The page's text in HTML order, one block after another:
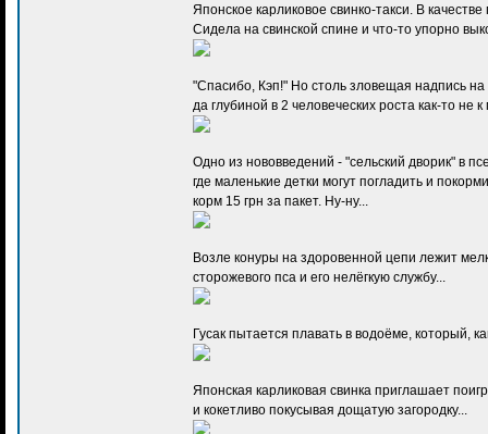
Японское карликовое свинко-такси. В
Сидела на свинской спине и что-то упорно
"Спасибо, Кэп!" Но столь зловещая надпись
да глубиной в 2 человеческих роста как-то не к
Одно из нововведений - "сельский дворик" в
где маленькие детки могут погладить и
корм 15 грн за пакет. Ну-ну...
Возле конуры на здоровенной цепи лежит
сторожевого пса и его нелёгкую службу...
Гусак пытается плавать в водоёме, который,
Японская карликовая свинка приглашает
и кокетливо покусывая дощатую загородку...